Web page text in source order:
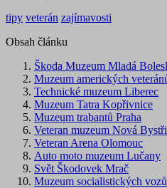
tipy veterán zajímavosti
Obsah článku
Škoda Muzeum Mladá
Muzeum amerických
Technické muzeum Liberec
Muzeum Tatra Kopřivnice
Muzeum trabantů Praha
Veteran muzeum Nová
Veteran Arena Olomouc
Auto moto muzeum Lučany
Svět Škodovek Mrač
Muzeum socialistických